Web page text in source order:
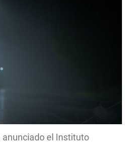
anunciado el Instituto